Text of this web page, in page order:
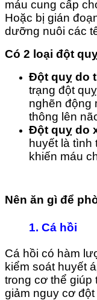
máu cung cấp
Hoặc bị gián
dưỡng nuôi các
Có 2 loại đột
Đột quỵ do
trạng đột
nghẽn động
thông lên
Đột quỵ do
huyết là tình
khiến máu
Nên ăn gì để
1. Cá hồi
Cá hồi có hàm
kiểm soát huyết
trong cơ thể giúp
giảm nguy cơ đột